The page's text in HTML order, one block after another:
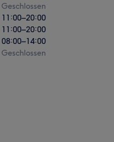
Geschlossen
11:00–20:00
11:00–20:00
08:00–14:00
Geschlossen